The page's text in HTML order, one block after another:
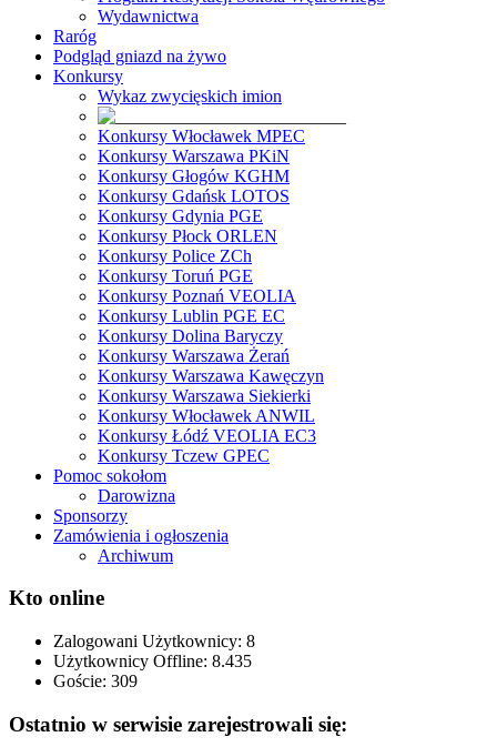
Wydawnictwa
Raróg
Podgląd gniazd na żywo
Konkursy
Wykaz zwycięskich imion
Konkursy Włocławek MPEC
Konkursy Warszawa PKiN
Konkursy Głogów KGHM
Konkursy Gdańsk LOTOS
Konkursy Gdynia PGE
Konkursy Płock ORLEN
Konkursy Police ZCh
Konkursy Toruń PGE
Konkursy Poznań VEOLIA
Konkursy Lublin PGE EC
Konkursy Dolina Baryczy
Konkursy Warszawa Żerań
Konkursy Warszawa Kawęczyn
Konkursy Warszawa Siekierki
Konkursy Włocławek ANWIL
Konkursy Łódź VEOLIA EC3
Konkursy Tczew GPEC
Pomoc sokołom
Darowizna
Sponsorzy
Zamówienia i ogłoszenia
Archiwum
Kto online
Zalogowani Użytkownicy: 8
Użytkownicy Offline: 8.435
Goście: 309
Ostatnio w serwisie zarejestrowali się: